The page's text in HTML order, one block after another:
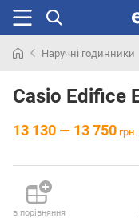
раніше
Наручні годинники
Casio Edifice
13 130 — 13 750 грн.
в порівняння